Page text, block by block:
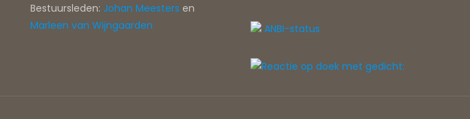
Bestuursleden: Johan Meesters en
Marleen van Wijngaarden
ANBI-status